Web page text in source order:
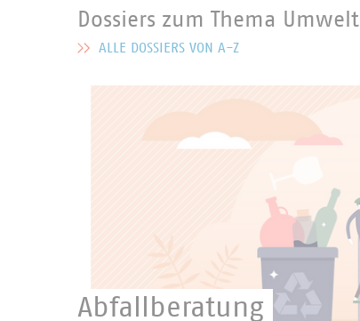
Dossiers zum Thema Umwelt
MEHR ZU DOSSIERS ZUM THEMA UMWELT
ALLE DOSSIERS VON A-Z
Abfallberatung